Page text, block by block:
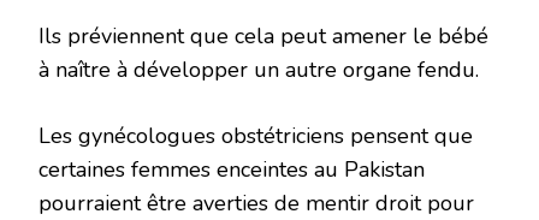
Ils préviennent que cela peut amener le bébé
à naître à développer un autre organe fendu.
Les gynécologues obstétriciens pensent que
certaines femmes enceintes au Pakistan
pourraient être averties de mentir droit pour